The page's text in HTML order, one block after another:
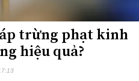
trừng phạt kinh
hiệu quả?